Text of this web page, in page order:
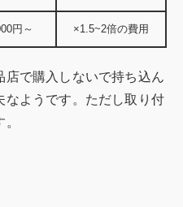
円～ ×1.5~2倍の費用
で購入しないで持ち込ん
なようです。ただし取り付